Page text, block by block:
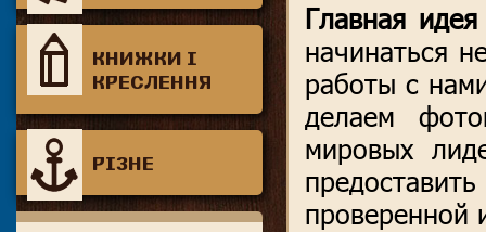
КНИЖКИ І
КРЕСЛЕННЯ
РІЗНЕ
Главная
начинаться
работы с
делаем
мировых
проверенной